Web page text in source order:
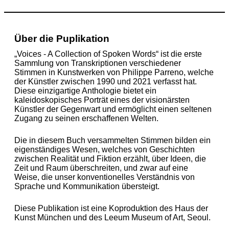
Über die Puplikation
„Voices - A Collection of Spoken Words“ ist die erste
Sammlung von Transkriptionen verschiedener
Stimmen in Kunstwerken von Philippe Parreno, welche
der Künstler zwischen 1990 und 2021 verfasst hat.
Diese einzigartige Anthologie bietet ein
kaleidoskopisches Porträt eines der visionärsten
Künstler der Gegenwart und ermöglicht einen seltenen
Zugang zu seinen erschaffenen Welten.
Die in diesem Buch versammelten Stimmen bilden ein
eigenständiges Wesen, welches von Geschichten
zwischen Realität und Fiktion erzählt, über Ideen, die
Zeit und Raum überschreiten, und zwar auf eine
Weise, die unser konventionelles Verständnis von
Sprache und Kommunikation übersteigt.
Diese Publikation ist eine Koproduktion des Haus der
Kunst München und des Leeum Museum of Art, Seoul.